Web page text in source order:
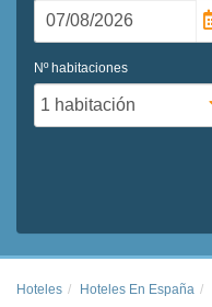
Nº habitaciones
Hoteles Hoteles En España